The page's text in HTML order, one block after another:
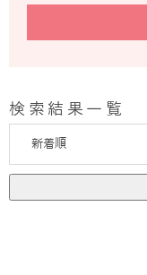
検索結果一覧